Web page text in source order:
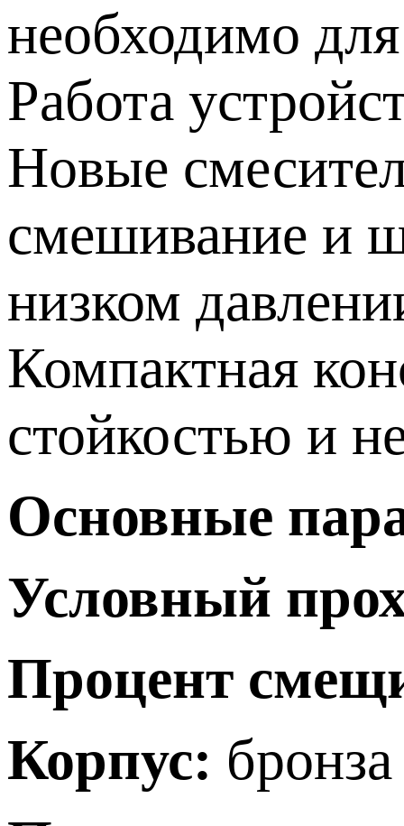
необходимо
Работа
Новые
смешивание и
низком
Компактная
стойкостью и
Основные
Условный
Процент
Корпус: бронза